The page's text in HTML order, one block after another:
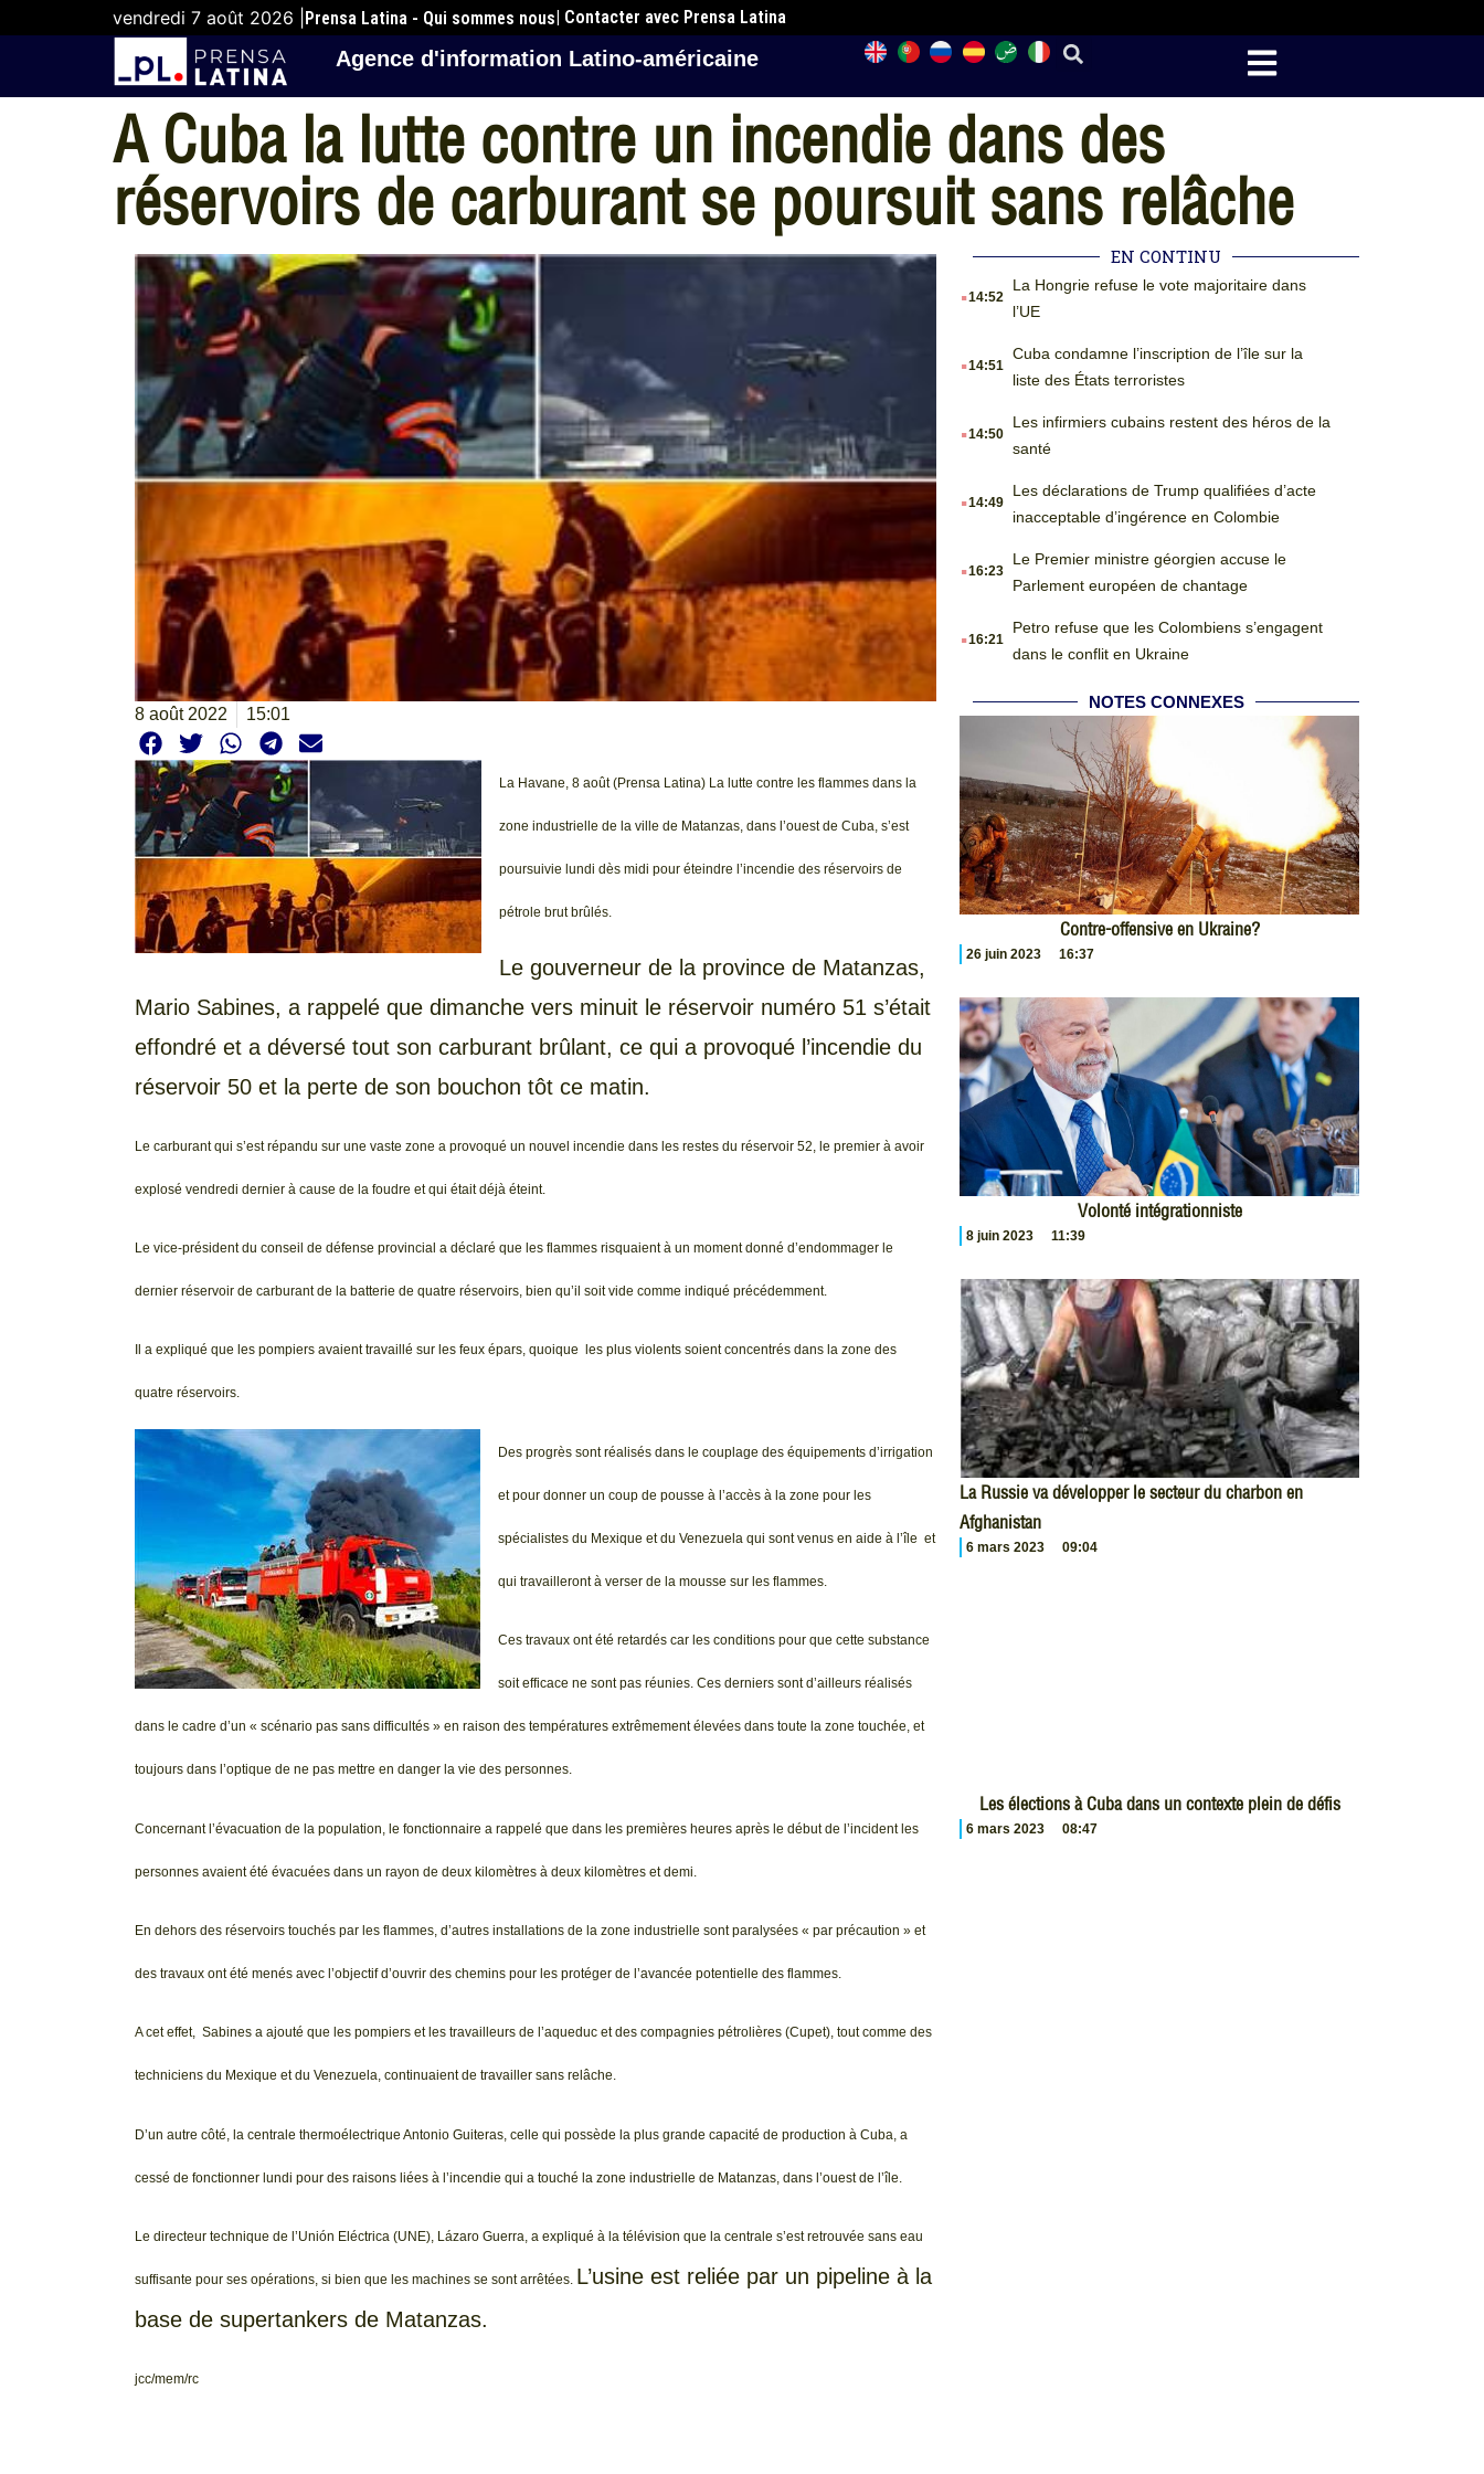
vendredi 7 août 2026 | Prensa Latina - Qui sommes nous| Contacter avec Prensa Latina
Agence d'information Latino-américaine
A Cuba la lutte contre un incendie dans des
réservoirs de carburant se poursuit sans relâche
8 août 2022 15:01
La Havane, 8 août (Prensa Latina) La lutte contre les flammes dans la
zone industrielle de la ville de Matanzas, dans l’ouest de Cuba, s’est
poursuivie lundi dès midi pour éteindre l’incendie des réservoirs de
pétrole brut brûlés.
Le gouverneur de la province de Matanzas,
Mario Sabines, a rappelé que dimanche vers minuit le réservoir numéro 51 s’était
effondré et a déversé tout son carburant brûlant, ce qui a provoqué l’incendie du
réservoir 50 et la perte de son bouchon tôt ce matin.
Le carburant qui s’est répandu sur une vaste zone a provoqué un nouvel incendie dans les restes du réservoir 52, le premier à avoir
explosé vendredi dernier à cause de la foudre et qui était déjà éteint.
Le vice-président du conseil de défense provincial a déclaré que les flammes risquaient à un moment donné d’endommager le
dernier réservoir de carburant de la batterie de quatre réservoirs, bien qu’il soit vide comme indiqué précédemment.
Il a expliqué que les pompiers avaient travaillé sur les feux épars, quoique les plus violents soient concentrés dans la zone des
quatre réservoirs.
Des progrès sont réalisés dans le couplage des équipements d’irrigation
et pour donner un coup de pousse à l’accès à la zone pour les
spécialistes du Mexique et du Venezuela qui sont venus en aide à l’île et
qui travailleront à verser de la mousse sur les flammes.
Ces travaux ont été retardés car les conditions pour que cette substance
soit efficace ne sont pas réunies. Ces derniers sont d’ailleurs réalisés
dans le cadre d’un « scénario pas sans difficultés » en raison des températures extrêmement élevées dans toute la zone touchée, et
toujours dans l’optique de ne pas mettre en danger la vie des personnes.
Concernant l’évacuation de la population, le fonctionnaire a rappelé que dans les premières heures après le début de l’incident les
personnes avaient été évacuées dans un rayon de deux kilomètres à deux kilomètres et demi.
En dehors des réservoirs touchés par les flammes, d’autres installations de la zone industrielle sont paralysées « par précaution » et
des travaux ont été menés avec l’objectif d’ouvrir des chemins pour les protéger de l’avancée potentielle des flammes.
A cet effet, Sabines a ajouté que les pompiers et les travailleurs de l’aqueduc et des compagnies pétrolières (Cupet), tout comme des
techniciens du Mexique et du Venezuela, continuaient de travailler sans relâche.
D’un autre côté, la centrale thermoélectrique Antonio Guiteras, celle qui possède la plus grande capacité de production à Cuba, a
cessé de fonctionner lundi pour des raisons liées à l’incendie qui a touché la zone industrielle de Matanzas, dans l’ouest de l’île.
Le directeur technique de l’Unión Eléctrica (UNE), Lázaro Guerra, a expliqué à la télévision que la centrale s’est retrouvée sans eau
suffisante pour ses opérations, si bien que les machines se sont arrêtées. L’usine est reliée par un pipeline à la
base de supertankers de Matanzas.
jcc/mem/rc
EN CONTINU
.14:52
La Hongrie refuse le vote majoritaire dans
l’UE
.14:51
Cuba condamne l’inscription de l’île sur la
liste des États terroristes
.14:50
Les infirmiers cubains restent des héros de la
santé
.14:49
Les déclarations de Trump qualifiées d’acte
inacceptable d’ingérence en Colombie
.16:23
Le Premier ministre géorgien accuse le
Parlement européen de chantage
.16:21
Petro refuse que les Colombiens s’engagent
dans le conflit en Ukraine
NOTES CONNEXES
Contre-offensive en Ukraine?
26 juin 2023 16:37
Volonté intégrationniste
8 juin 2023 11:39
La Russie va développer le secteur du charbon en
Afghanistan
6 mars 2023 09:04
Les élections à Cuba dans un contexte plein de défis
6 mars 2023 08:47